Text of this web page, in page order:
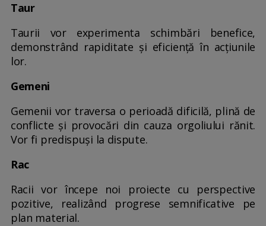
Taur
Taurii vor experimenta schimbări benefice,
demonstrând rapiditate și eficiență în acțiunile
lor.
Gemeni
Gemenii vor traversa o perioadă dificilă, plină de
conflicte și provocări din cauza orgoliului rănit.
Vor fi predispuși la dispute.
Rac
Racii vor începe noi proiecte cu perspective
pozitive, realizând progrese semnificative pe
plan material.